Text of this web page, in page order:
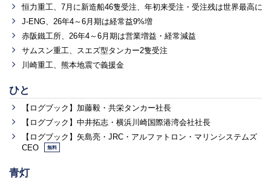
恒力重工、7月に新造船46隻受注、年初来受注・受注残は世界最高に
J-ENG、26年4～6月期は経常益9%増
赤阪鐵工所、26年4～6月期は営業増益・経常減益
サムスン重工、スエズ型タンカー2隻受注
川崎重工、熊本地震で義援金
ひと
【ログブック】加藤毅・共栄タンカー社長
【ログブック】中井拓志・横浜川崎国際港湾会社社長
【ログブック】矢島亮・JRC・アルファトロン・マリンシステムズ
CEO
無料
青灯